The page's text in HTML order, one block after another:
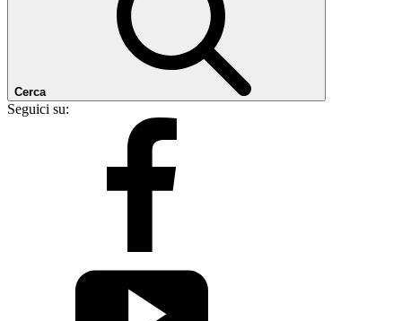
Cerca
Seguici su: